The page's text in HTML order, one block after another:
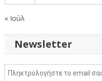
« Ιούλ
Newsletter